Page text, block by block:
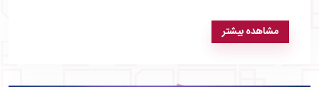
مشاهده بیشتر